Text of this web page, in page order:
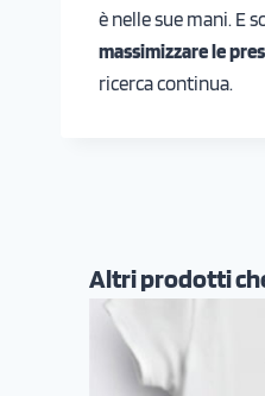
è nelle sue mani. E
massimizzare le
ricerca continua.
Altri prodotti